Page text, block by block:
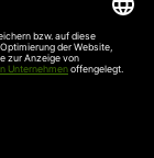
Haus“
Kundenservice
(Türen, Tore &